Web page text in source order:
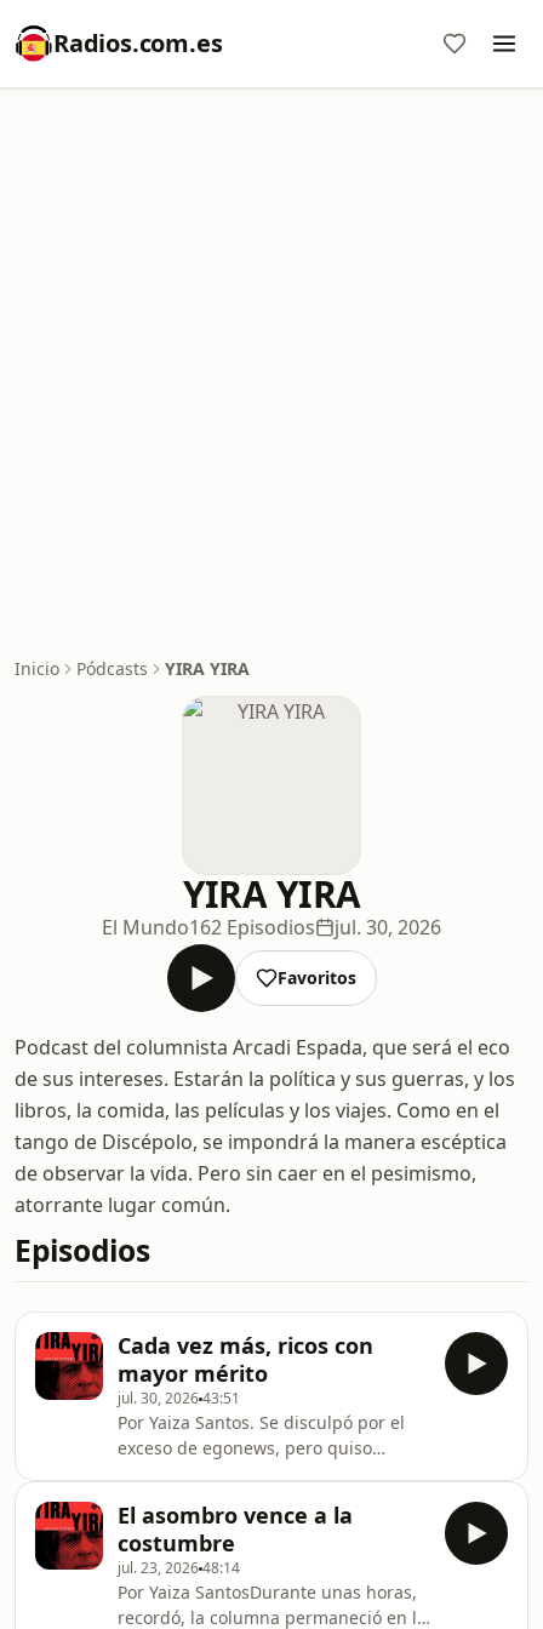
Radios.com.es
Inicio Pódcasts YIRA YIRA
YIRA YIRA
El Mundo162 Episodios jul. 30, 2026
Favoritos
Podcast del columnista Arcadi Espada, que será el eco
de sus intereses. Estarán la política y sus guerras, y los
libros, la comida, las películas y los viajes. Como en el
tango de Discépolo, se impondrá la manera escéptica
de observar la vida. Pero sin caer en el pesimismo,
atorrante lugar común.
Episodios
Cada vez más, ricos con
mayor mérito
jul. 30, 202643:51
Por Yaiza Santos. Se disculpó por el
exceso de egonews, pero quiso
incomprensión lectora: aquellos que
claman ¡cómo Espada, defensor de lo
fáctico, utiliza una ficción! No
entienden, y la hay, la diferencia con
El asombro vence a la
costumbre
jul. 23, 202648:14
Por Yaiza SantosDurante unas horas,
recordó, la columna permaneció en la